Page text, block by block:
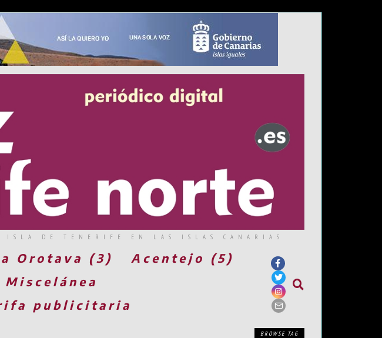
ISLA DE TENERIFE EN LAS ISLAS CANARIAS
Orotava (3)
Acentejo (5)
Miscelánea
publicitaria
BROWSE TAG